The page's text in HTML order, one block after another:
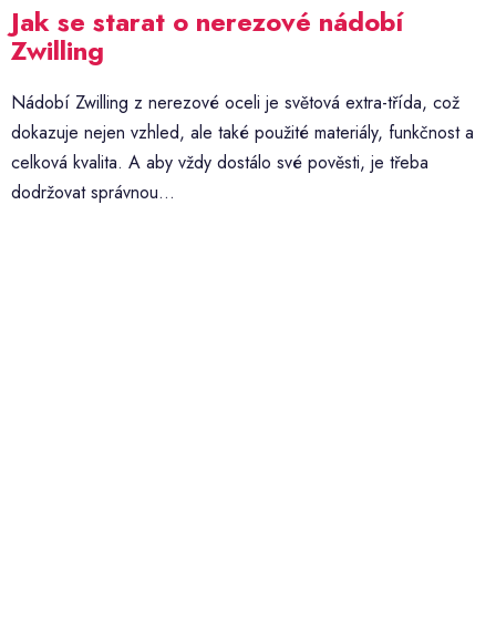
Jak se starat o nerezové nádobí
Zwilling
Nádobí Zwilling z nerezové oceli je světová extra-třída, což
dokazuje nejen vzhled, ale také použité materiály, funkčnost a
celková kvalita. A aby vždy dostálo své pověsti, je třeba
dodržovat správnou...